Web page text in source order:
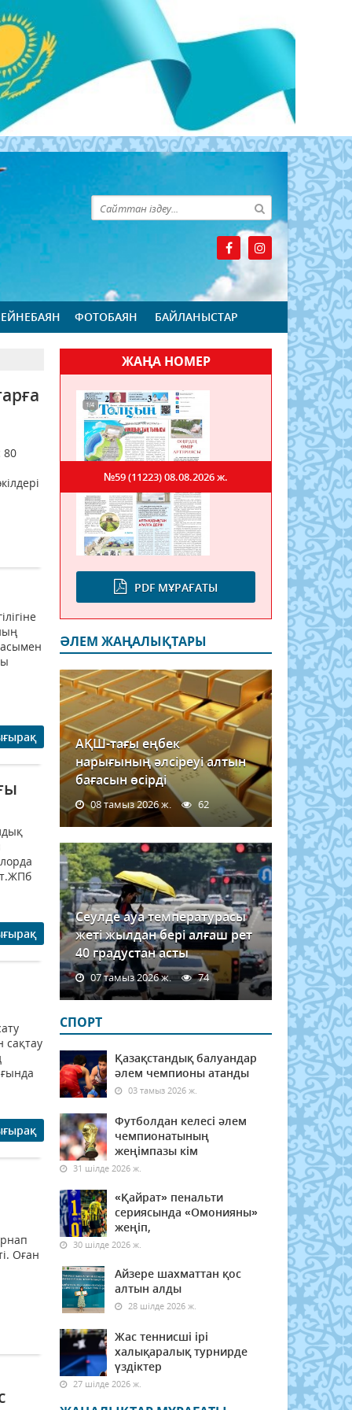
ФОТОБАЯН БАЙЛАНЫСТАР
80
сақтау
Оған
ЖАҢА НОМЕР
PDF МҰРАҒАТЫ
№59 (11223)08.08.2026 ж.
ӘЛЕМ ЖАҢАЛЫҚТАРЫ
АҚШ-тағы еңбек
нарығының әлсіреуі алтын
бағасын өсірді
08 тамыз 2026 ж. 62
Сеулде ауа температурасы
жеті жылдан бері алғаш рет
40 градустан асты
07 тамыз 2026 ж. 74
СПОРТ
Қазақстандық балуандар
әлем чемпионы атанды
03 тамыз 2026 ж.
Футболдан келесі әлем
чемпионатының
жеңімпазы кім
31 шілде 2026 ж.
«Қайрат» пенальти
сериясында «Омонияны»
жеңіп,
30 шілде 2026 ж.
Айзере шахматтан қос
алтын алды
28 шілде 2026 ж.
Жас теннисші ірі
халықаралық турнирде
үздіктер
27 шілде 2026 ж.